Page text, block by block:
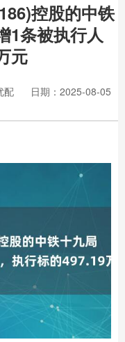
控股的中铁
1条被执行人
元
配
日期：2025-08-05